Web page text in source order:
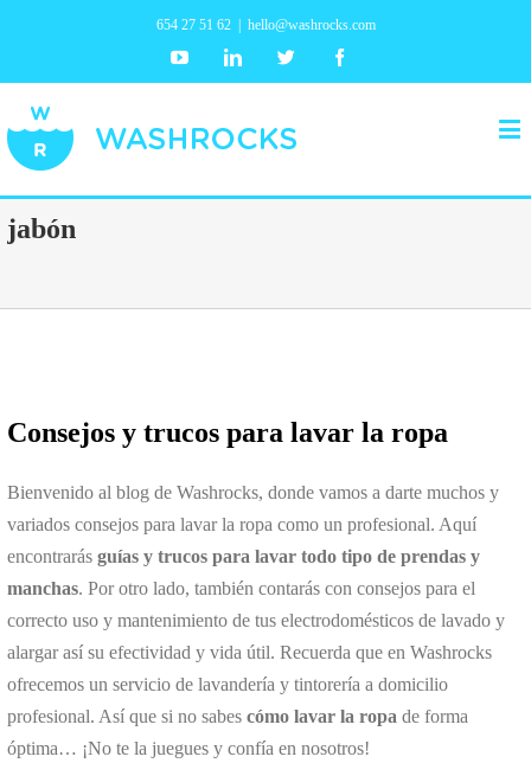
654 27 51 62 hello@washrocks.com
YoutubeLinkedin Twitter
jabón
Consejos y trucos para lavar la ropa
Bienvenido al blog de Washrocks, donde vamos a darte muchos y
variados consejos para lavar la ropa como un profesional. Aquí
encontrarás guías y trucos para lavar todo tipo de prendas y
manchas. Por otro lado, también contarás con consejos para el
correcto uso y mantenimiento de tus electrodomésticos de lavado y
alargar así su efectividad y vida útil. Recuerda que en Washrocks
ofrecemos un servicio de lavandería y tintorería a domicilio
profesional. Así que si no sabes cómo lavar la ropa de forma
óptima… ¡No te la juegues y confía en nosotros!